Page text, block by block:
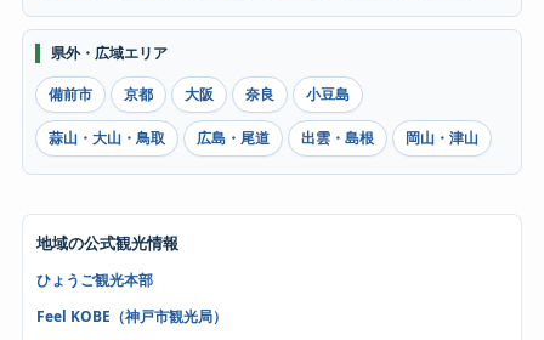
県外・広域エリア
備前市
京都 大阪 奈良 小豆島
蒜山・大山・鳥取 広島・尾道 出雲・島根 岡山・津山
地域の公式観光情報
ひょうご観光本部
Feel KOBE（神戸市観光局）